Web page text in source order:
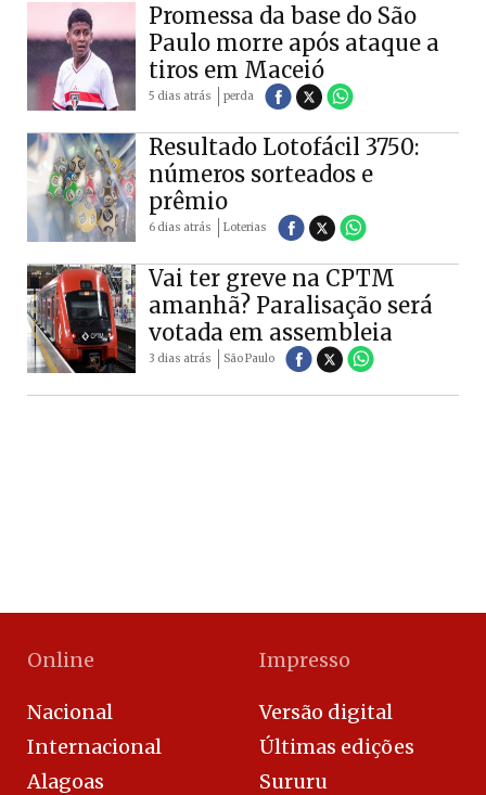
Promessa da base do São
Paulo morre após ataque a
tiros em Maceió
5 dias atrás perda
Resultado Lotofácil 3750:
números sorteados e
prêmio
6 dias atrás Loterias
Vai ter greve na CPTM
amanhã? Paralisação será
votada em assembleia
3 dias atrás São Paulo
Online
Nacional
Internacional
Alagoas
Impresso
Versão digital
Últimas edições
Sururu